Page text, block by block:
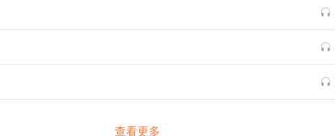
查看更多